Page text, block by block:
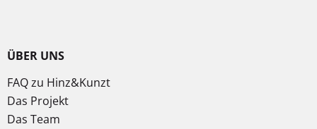
ÜBER UNS
FAQ zu Hinz&Kunzt
Das Projekt
Das Team